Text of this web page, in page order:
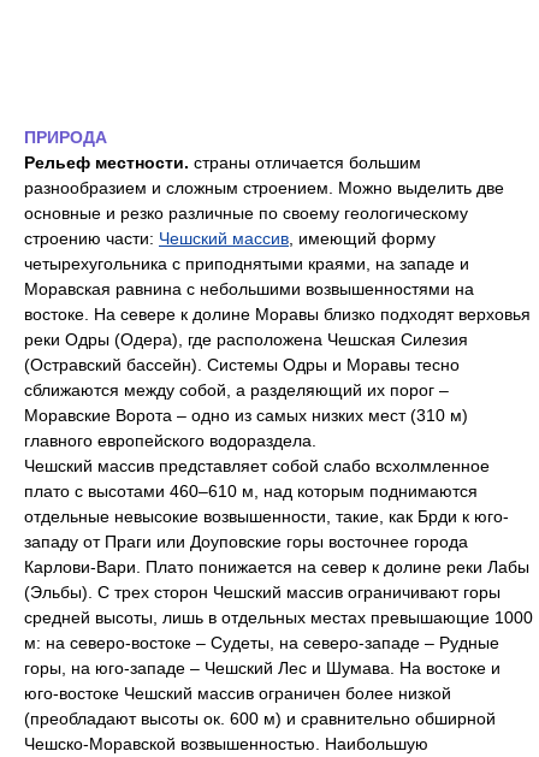
ПРИРОДА
Рельеф местности. страны отличается большим
разнообразием и сложным строением. Можно выделить две
основные и резко различные по своему геологическому
строению части: Чешский массив , имеющий форму
четырехугольника с приподнятыми краями, на западе и
Моравская равнина с небольшими возвышенностями на
востоке. На севере к долине Моравы близко подходят верховья
реки Одры (Одера), где расположена Чешская Силезия
(Остравский бассейн). Системы Одры и Моравы тесно
сближаются между собой, а разделяющий их порог –
Моравские Ворота – одно из самых низких мест (310 м)
главного европейского водораздела.
Чешский массив представляет собой слабо всхолмленное
плато с высотами 460–610 м, над которым поднимаются
отдельные невысокие возвышенности, такие, как Брди к юго-
западу от Праги или Доуповские горы восточнее города
Карлови-Вари. Плато понижается на север к долине реки Лабы
(Эльбы). С трех сторон Чешский массив ограничивают горы
средней высоты, лишь в отдельных местах превышающие 1000
м: на северо-востоке – Судеты, на северо-западе – Рудные
горы, на юго-западе – Чешский Лес и Шумава. На востоке и
юго-востоке Чешский массив ограничен более низкой
(преобладают высоты ок. 600 м) и сравнительно обширной
Чешско-Моравской возвышенностью. Наибольшую